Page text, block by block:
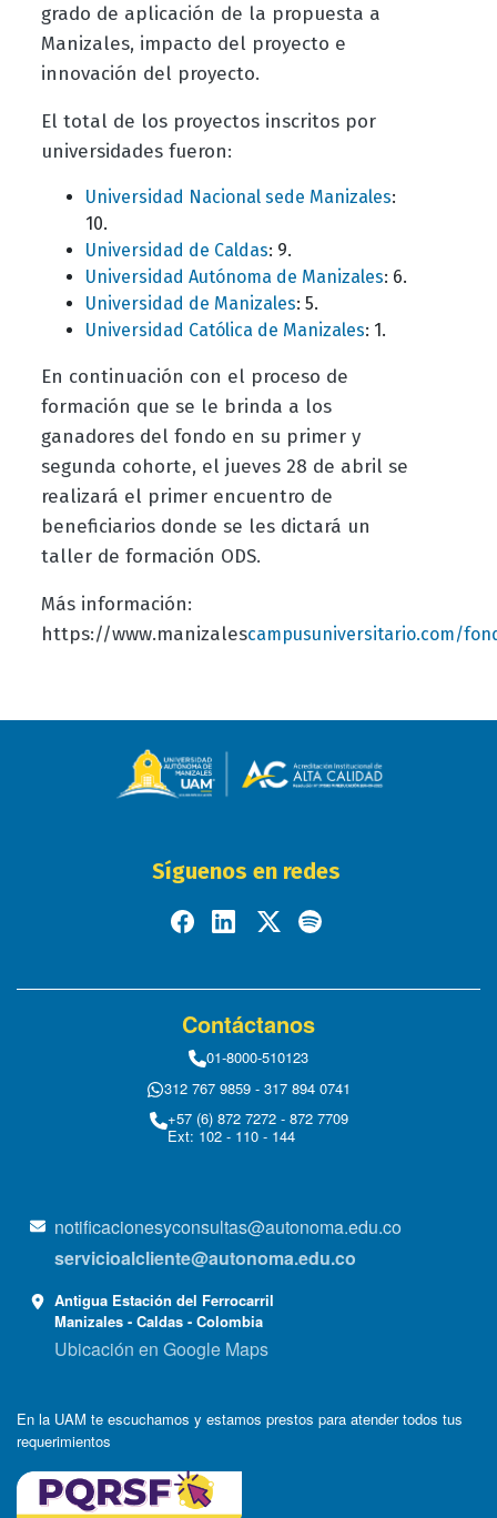
grado de aplicación de la propuesta a
Manizales, impacto del proyecto e
innovación del proyecto.
El total de los proyectos inscritos por
universidades fueron:
Universidad Nacional sede Manizales:
10.
Universidad de Caldas: 9.
Universidad Autónoma de Manizales: 6.
Universidad de Manizales: 5.
Universidad Católica de Manizales: 1.
En continuación con el proceso de
formación que se le brinda a los
ganadores del fondo en su primer y
segunda cohorte, el jueves 28 de abril se
realizará el primer encuentro de
beneficiarios donde se les dictará un
taller de formación ODS.
Más información:
https://www.manizalescampusuniversitario.com/
Síguenos en redes
Contáctanos
01-8000-510123
312 767 9859 - 317 894 0741
+57 (6) 872 7272 - 872 7709
Ext: 102 - 110 - 144
notificacionesyconsultas@autonoma.edu.co
servicioalcliente@autonoma.edu.co
Antigua Estación del Ferrocarril
Manizales - Caldas - Colombia
Ubicación en Google Maps
En la UAM te escuchamos y estamos prestos para atender todos tus
requerimientos